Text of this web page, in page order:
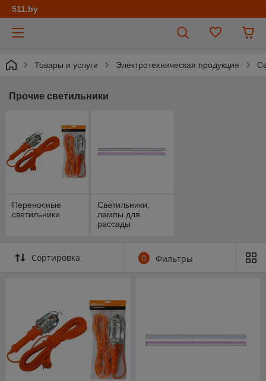
511.by
Товары и услуги Электротехническая продукция
Прочие светильники
Переносные
светильники
Светильники,
лампы для
рассады
Сортировка 0 Фильтры